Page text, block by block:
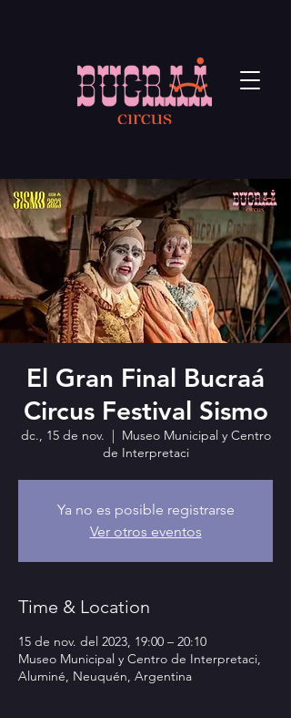
El Gran Final Bucraá
Circus Festival Sismo
dc., 15 de nov.
  |
Museo Municipal y Centro
de Interpretaci
Ya no es posible registrarse
Ver otros eventos
Time & Location
15 de nov. del 2023, 19:00 – 20:10
Museo Municipal y Centro de Interpretaci,
Aluminé, Neuquén, Argentina